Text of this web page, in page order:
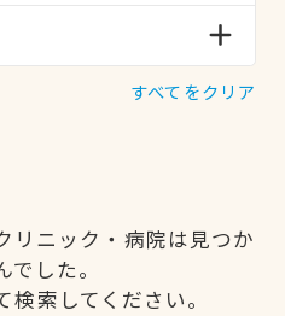
すべてをクリア
リニック・病院は見つか
でした。
索してください。